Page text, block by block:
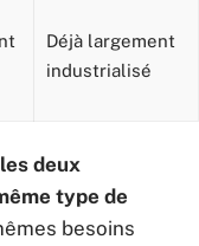
Déjà largement
industrialisé
les deux
type de
besoins